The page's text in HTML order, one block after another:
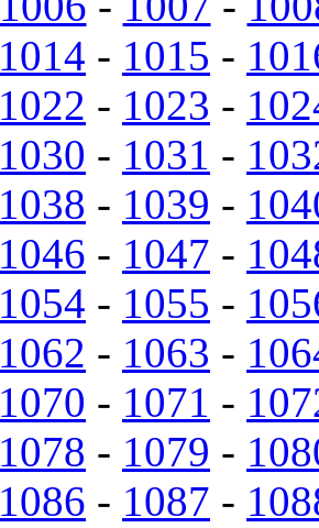
1014 - 1015 -
1022 - 1023 -
1030 - 1031 -
1038 - 1039 -
1046 - 1047 -
1054 - 1055 -
1062 - 1063 -
1070 - 1071 -
1078 - 1079 -
1086 - 1087 -